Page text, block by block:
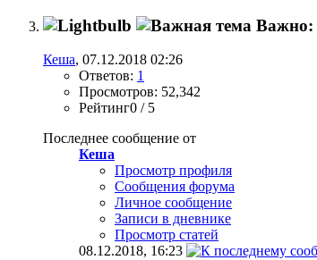
Важно:
Кеша, 07.12.2018 02:26
Ответов: 1
Просмотров: 52,342
Рейтинг0 / 5
Последнее сообщение от
Кеша
Просмотр профиля
Сообщения форума
Личное сообщение
Записи в дневнике
Просмотр статей
08.12.2018, 16:23